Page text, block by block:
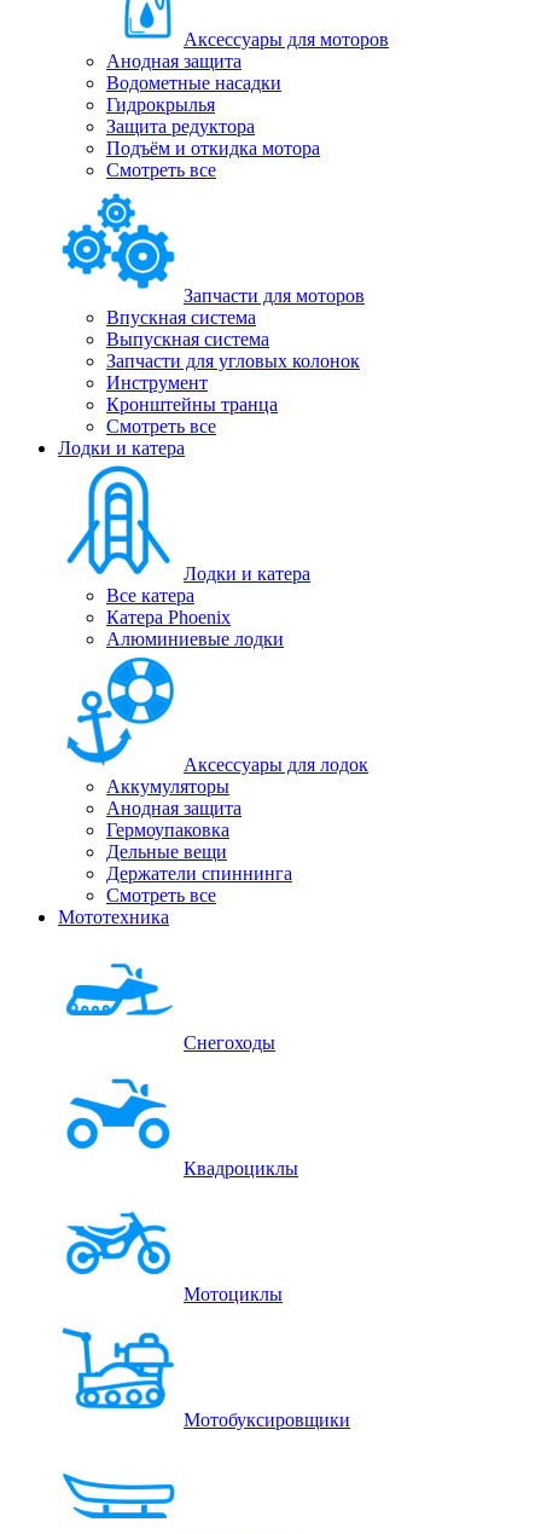
Аксессуары для моторов
Анодная защита
Водометные насадки
Гидрокрылья
Защита редуктора
Подъём и откидка мотора
Смотреть все
Запчасти для моторов
Впускная система
Выпускная система
Запчасти для угловых колонок
Инструмент
Кронштейны транца
Смотреть все
Лодки и катера
Лодки и катера
Все катера
Катера Phoenix
Алюминиевые лодки
Аксессуары для лодок
Аккумуляторы
Анодная защита
Гермоупаковка
Дельные вещи
Держатели спиннинга
Смотреть все
Мототехника
Снегоходы
Квадроциклы
Мотоциклы
Мотобуксировщики